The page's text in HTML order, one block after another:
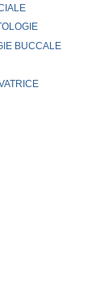
BUCCALE